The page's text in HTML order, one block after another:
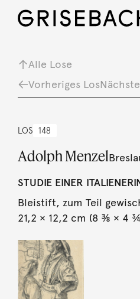
Alle Lose
Vorheriges Los
LOS 148
Adolph Menzel
STUDIE EINER
Bleistift, zum Teil
21,2 × 12,2 cm (8 ⅜ × 4